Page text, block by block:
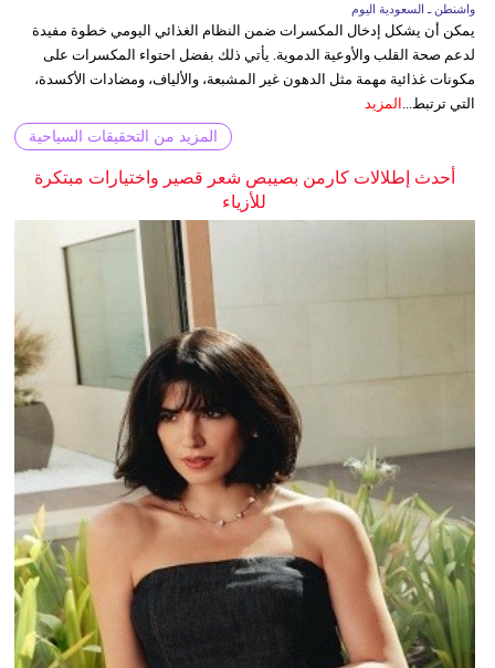
واشنطن ـ السعودية اليوم
يمكن أن يشكل إدخال المكسرات ضمن النظام الغذائي اليومي خطوة مفيدة
لدعم صحة القلب والأوعية الدموية. يأتي ذلك بفضل احتواء المكسرات على
مكونات غذائية مهمة مثل الدهون غير المشبعة، والألياف، ومضادات الأكسدة،
التي ترتبط...
المزيد
المزيد من التحقيقات السياحية
أحدث إطلالات كارمن بصيبص شعر قصير واختيارات مبتكرة
للأزياء